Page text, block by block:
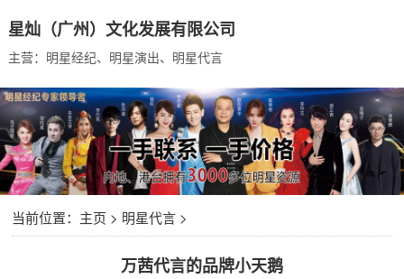
星灿（广州）文化发展有限公司
主营：明星经纪、明星演出、明星代言
当前位置： 主页 > 明星代言>
万茜代言的品牌小天鹅